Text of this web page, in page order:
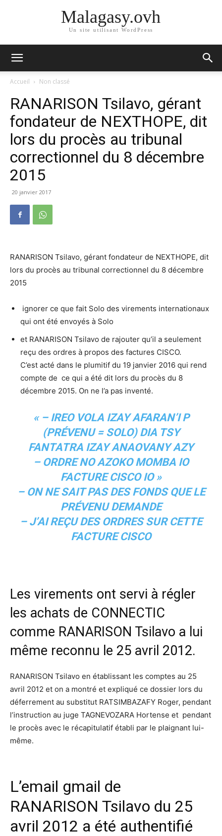
Malagasy.ovh
Un site utilisant WordPress
Accueil Non classé
RANARISON Tsilavo, gérant
fondateur de NEXTHOPE, dit
lors du procès au tribunal
correctionnel du 8 décembre
2015
20 janvier 2017
RANARISON Tsilavo, gérant fondateur de NEXTHOPE, dit
lors du procès au tribunal correctionnel du 8 décembre
2015
ignorer ce que fait Solo des virements internationaux
qui ont été envoyés à Solo
et RANARISON Tsilavo de rajouter qu’il a seulement
reçu des ordres à propos des factures CISCO.
C’est acté dans le plumitif du 19 janvier 2016 qui rend
compte de ce qui a été dit lors du procès du 8
décembre 2015. On ne l’a pas inventé.
« – IREO VOLA IZAY AFARAN’I P
(PRÉVENU = SOLO) DIA TSY
FANTATRA IZAY ANAOVANY AZY
– ORDRE NO AZOKO MOMBA IO
FACTURE CISCO IO »
– ON NE SAIT PAS DES FONDS QUE LE
PRÉVENU DEMANDE
– J’AI REÇU DES ORDRES SUR CETTE
FACTURE CISCO
Les virements ont servi à régler
les achats de CONNECTIC
comme RANARISON Tsilavo a lui
même reconnu le 25 avril 2012.
RANARISON Tsilavo en établissant les comptes au 25
avril 2012 et on a montré et expliqué ce dossier lors du
déferrement au substitut RATSIMBAZAFY Roger, pendant
l’instruction au juge TAGNEVOZARA Hortense et pendant
le procès avec le récapitulatif établi par le plaignant lui-
même.
L’email gmail de
RANARISON Tsilavo du 25
avril 2012 a été authentifié